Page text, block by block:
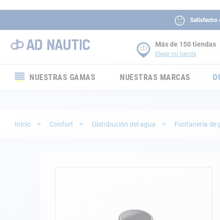
Satisfecho
Más de 150 tiendas
Elegir mi tienda
NUESTRAS GAMAS
Electricidad
NUESTRAS MARCAS
Inicio Confort Distribución del agua Fontanería de